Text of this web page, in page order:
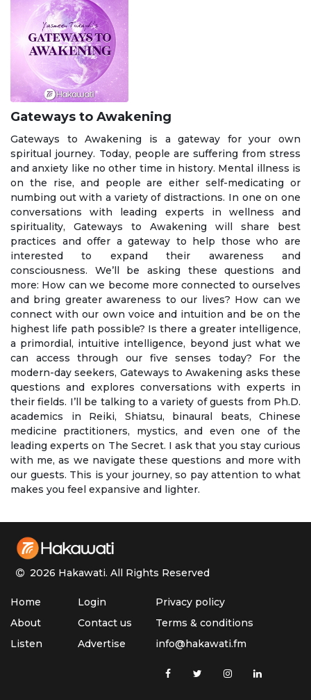
Gateways to Awakening
Gateways to Awakening is a gateway for your own
spiritual journey. Today, people are suffering from stress
and anxiety like no other time in history. Mental illness is
on the rise, and people are either self-medicating or
numbing out with a variety of distractions. In one on one
conversations with leading experts in wellness and
spirituality, Gateways to Awakening will share best
practices and offer a gateway to help those who are
interested to expand their awareness and
consciousness. We’ll be asking these questions and
more: How can we become more connected to ourselves
and bring greater awareness to our lives? How can we
connect with our own voice and intuition and be on the
highest life path possible? Is there a greater intelligence,
a primordial, intuitive intelligence, beyond just what we
can access through our five senses today? For the
modern-day seekers, Gateways to Awakening asks these
questions and explores conversations with experts in
their fields. I’ll be talking to a variety of guests from Ph.D.
academics in Reiki, Shiatsu, binaural beats, Chinese
medicine practitioners, mystics, and even one of the
leading experts on The Secret. I ask that you stay curious
with me, as we navigate these questions and more with
our guests. This is your journey, so pay attention to what
makes you feel expansive and lighter.
2026 Hakawati. All Rights Reserved
Home
About
Listen
Login
Contact us
Advertise
Privacy policy
Terms & conditions
info@hakawati.fm